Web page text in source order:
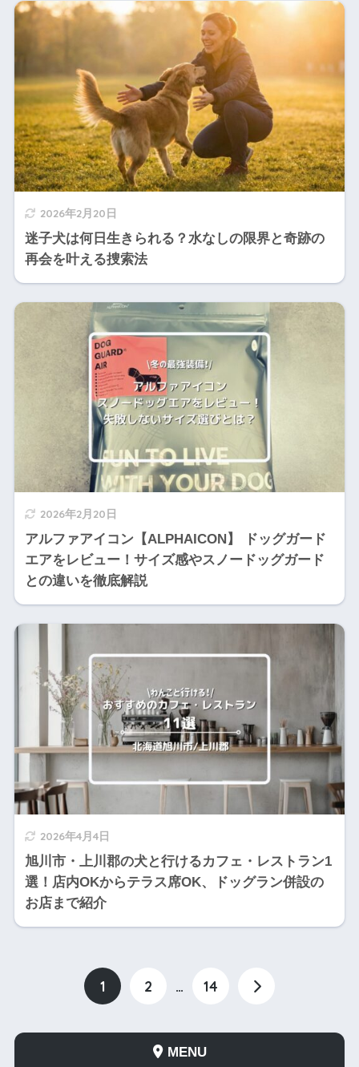
2026年2月20日
迷子犬は何日生きられる？水なしの限界と奇跡の
再会を叶える捜索法
2026年2月20日
アルファアイコン【ALPHAICON】 ドッグガード
エアをレビュー！サイズ感やスノードッグガード
との違いを徹底解説
2026年4月4日
旭川市・上川郡の犬と行けるカフェ・レストラン1
選！店内OKからテラス席OK、ドッグラン併設の
お店まで紹介
1 2 … 14
MENU